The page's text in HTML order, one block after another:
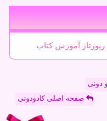
رپورتاژ آموزش كتاب
دونی
صفحه اصلی کادودونی